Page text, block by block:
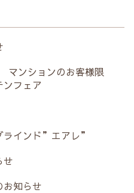
マンションのお客様限
ンフェア
ラインド”エアレ”
せ
お知らせ